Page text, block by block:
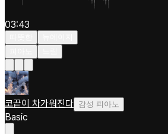
03:43
코끝이 차가워진다 감성 피아노
Basic